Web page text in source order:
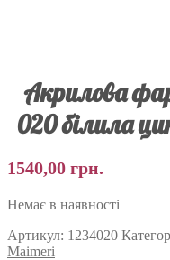
Акрилова
020 білила
1540,00 грн.
Немає в наявності
Артикул: 1234020
Maimeri